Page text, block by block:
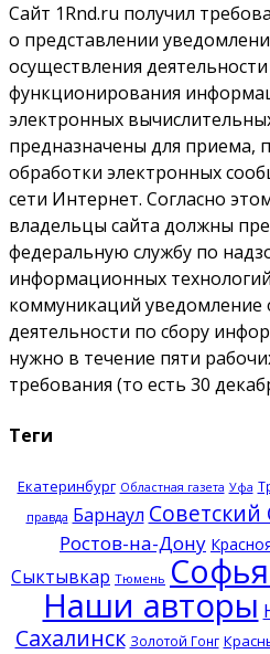
Сайт 1Rnd.ru получил
о представлении
осуществления
функционирования
электронных
предназначены для приема,
обработки электронных
сети Интернет. Согласно
владельцы сайта должны
федеральную службу по
информационных
коммуникаций уведомление
деятельности по сбору
нужно в течение пяти
требования (то есть 30
Теги
Екатеринбург Областная газета Уфа
правда Барнаул Советский
Ростов-на-Дону
Сыктывкар Тюмень
Наши авторы
Сахалинск Золотой Гонг